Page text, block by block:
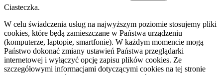
Ciasteczka.
W celu świadczenia usług na najwyższym poziomie stosujemy pliki
cookies, które będą zamieszczane w Państwa urządzeniu
(komputerze, laptopie, smartfonie). W każdym momencie mogą
Państwo dokonać zmiany ustawień Państwa przeglądarki
internetowej i wyłączyć opcję zapisu plików cookies. Ze
szczegółowymi informacjami dotyczącymi cookies na tej stronie